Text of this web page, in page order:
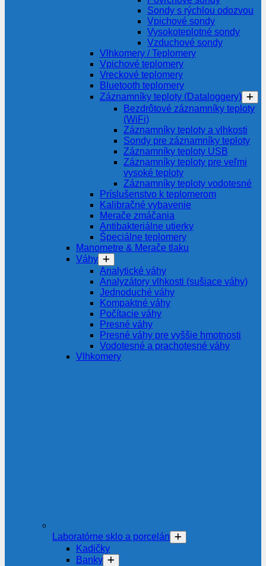
Sondy s rýchlou odozvou
Vpichové sondy
Vysokoteplotné sondy
Vzduchové sondy
Vlhkomery / Teplomery
Vpichové teplomery
Vreckové teplomery
Bluetooth teplomery
Záznamníky teploty (Dataloggery)
Bezdrôtové záznamníky teploty
(WiFi)
Záznamníky teploty a vlhkosti
Sondy pre záznamníky teploty
Záznamníky teploty USB
Záznamníky teploty pre veľmi
vysoké teploty
Záznamníky teploty vodotesné
Príslušenstvo k teplomerom
Kalibračné vybavenie
Merače zmáčania
Antibakteriálne utierky
Špeciálne teplomery
Manometre & Merače tlaku
Váhy
Analytické váhy
Analyzátory vlhkosti (sušiace váhy)
Jednoduché váhy
Kompaktné váhy
Počítacie váhy
Presné váhy
Presné váhy pre vyššie hmotnosti
Vodotesné a prachotesné váhy
Vlhkomery
Laboratórne sklo a porcelán
Kadičky
Banky